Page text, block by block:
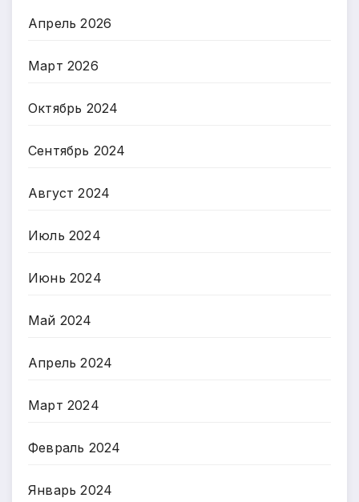
Апрель 2026
Март 2026
Октябрь 2024
Сентябрь 2024
Август 2024
Июль 2024
Июнь 2024
Май 2024
Апрель 2024
Март 2024
Февраль 2024
Январь 2024